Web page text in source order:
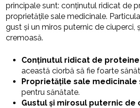
principale sunt: conținutul ridicat de
proprietățile sale medicinale.
gust și un miros puternic de ciuperci,
cremoasă.
Conținutul ridicat de proteine
această ciorbă să fie foarte
Proprietățile sale medicinale
pentru sănătate.
Gustul și mirosul puternic de